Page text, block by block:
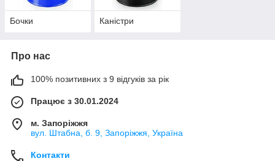
Бочки Каністри
Про нас
100% позитивних з 9 відгуків за рік
Працює з 30.01.2024
м. Запоріжжя
вул. Штабна, б. 9, Запоріжжя, Україна
Контакти